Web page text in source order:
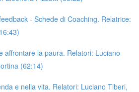
- Schede di Coaching. Relatrice:
affrontare la paura. Relatori: Luciano
(62:14)
e nella vita. Relatori: Luciano Tiberi,